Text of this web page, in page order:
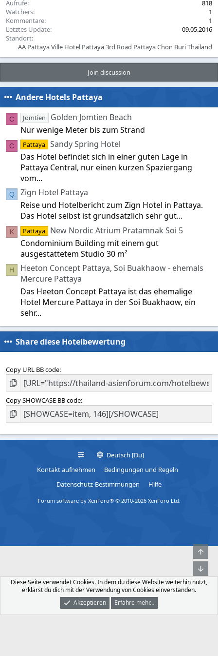
:
Aufrufe
818
Watchers
1
Kommentare
1
Letztes Update
09.05.2016
Standort
AA Pattaya Ville Hotel Pattaya 3rd Road Pattaya Chon Buri Thailand
Join discussion
Andere Hotels Pattaya
C Jomtien
Golden Jomtien Beach
Nur wenige Meter bis zum Strand
C Pattaya Sandy Spring Hotel
Das Hotel befindet sich in einer guten Lage in
Pattaya Central, nur einen kurzen Spaziergang
vom...
Q
Zign Hotel Pattaya
Reise und Hotelbericht zum Zign Hotel in Pattaya.
Das Hotel selbst ist grundsätzlich sehr gut...
K Pattaya
New Nordic Atrium Pratamnak Soi 5
Condominium Building mit einem gut
ausgestattetem Studio 30 m²
H
Heeton Concept Pattaya, Soi Buakhaow - ehemals
Mercure Pattaya
Das Heeton Concept Pattaya ist das ehemalige
Hotel Mercure Pattaya in der Soi Buakhaow, ein
sehr...
Share diese Hotelbewertung
Copy URL BB code
Copy SHOWCASE BB code
Deutsch [Du]
Kontakt aufnehmen
Bedingungen und Regeln
Datenschutz-Bestimmungen
Hilfe
Forum software by XenForo® © 2010-2026 XenForo Ltd.
Was Ist Neu Dunkler Modus Anmelden
Diese Seite verwendet Cookies. In dem du diese Website weiterhin nutzt,
erklärst du dich mit der Verwendung von Cookies einverstanden.
Akzeptieren
Erfahre mehr…